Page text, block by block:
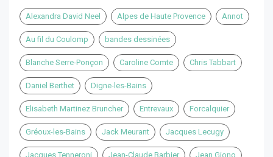
Alexandra David Neel Alpes de Haute Provence Annot
Au fil du Coulomp bandes dessinées
Blanche Serre-Ponçon Caroline Comte Chris Tabbart
Daniel Berthet Digne-les-Bains
Elisabeth Martinez Bruncher Entrevaux Forcalquier
Gréoux-les-Bains Jack Meurant Jacques Lecugy
Jacques Tenneroni Jean-Claude Barbier Jean Giono